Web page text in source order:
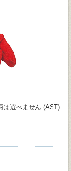
は選べません (AST)